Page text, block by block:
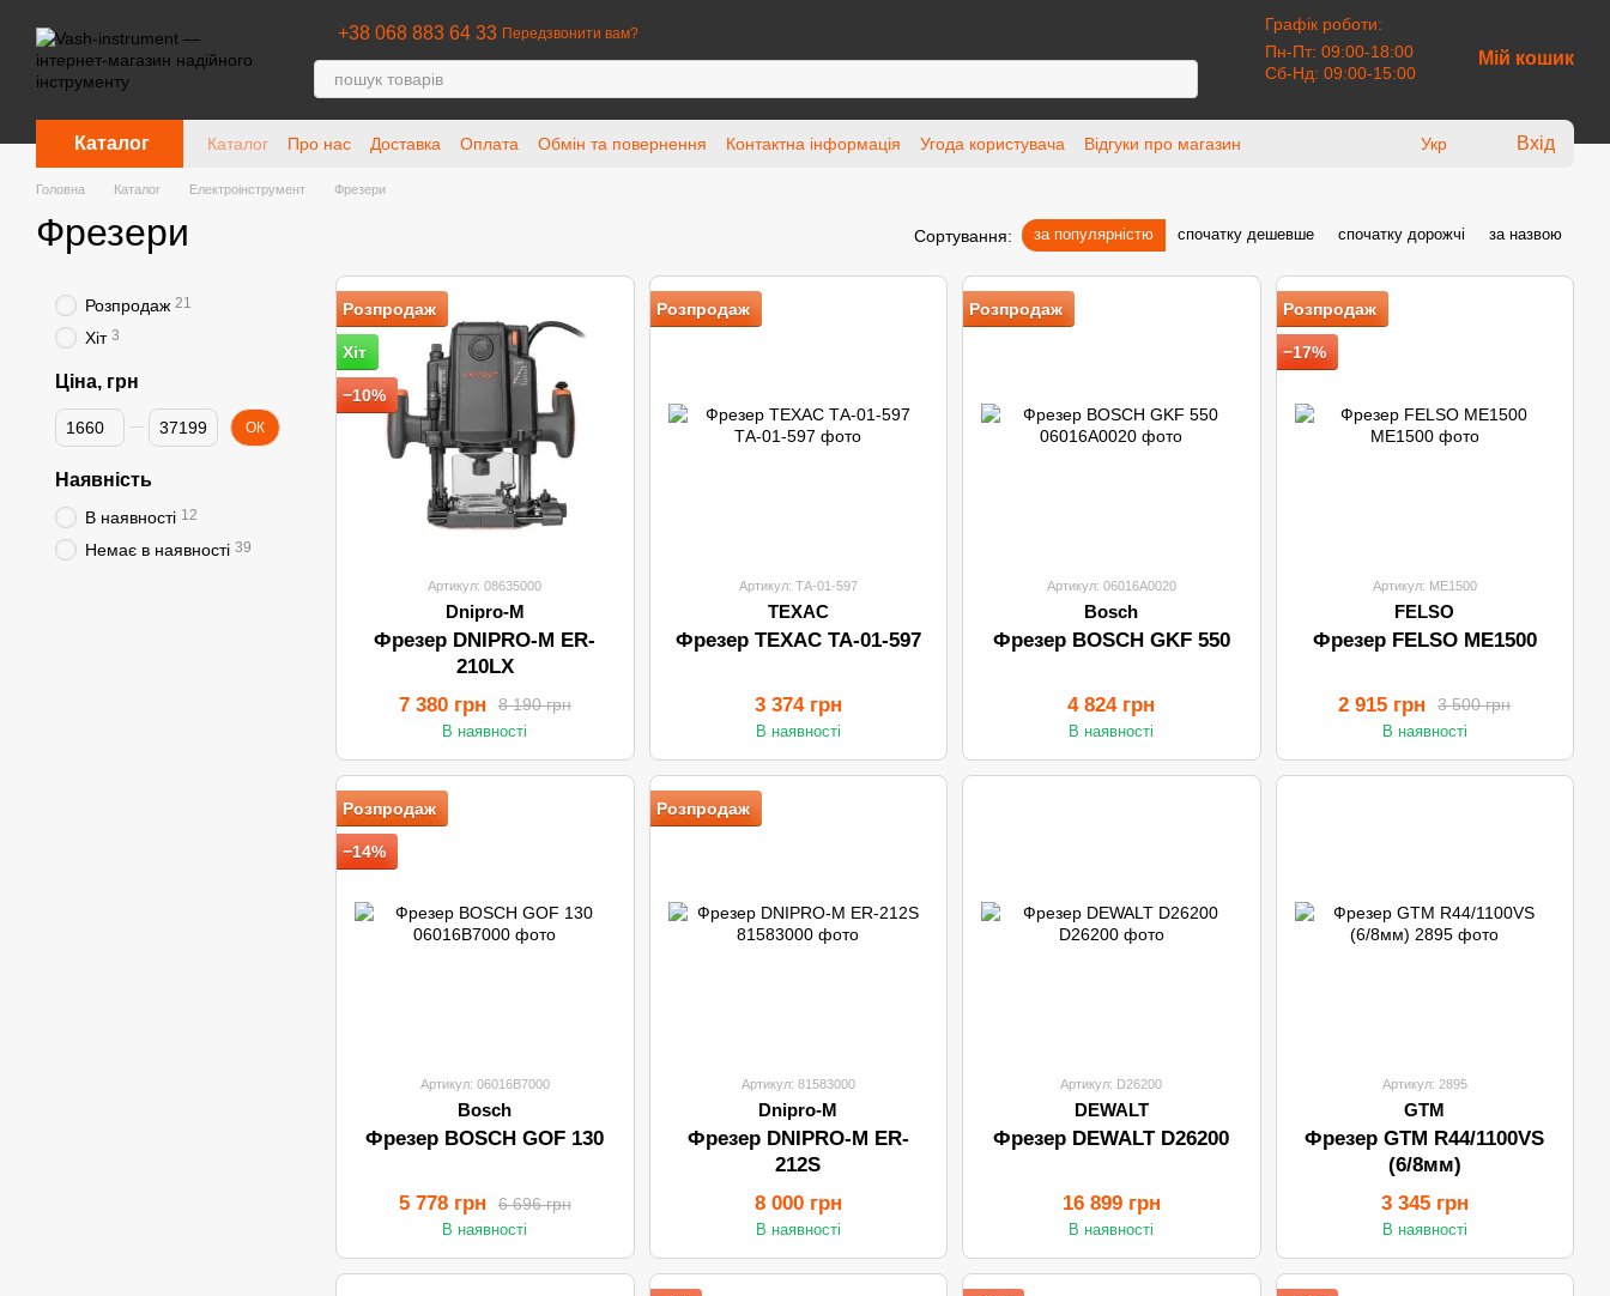
+38 068 883 64 33 Передзвонити вам?
Графік роботи:
Пн-Пт: 09:00-18:00
Сб-Нд: 09:00-15:00
Мій кошик
Каталог Каталог Про нас Доставка Оплата Обмін та повернення Контактна інформація Угода користувача Відгуки про магазин Укр Вхід
Головна Каталог Електроінструмент Фрезери
Фрезери Сортування: за популярністю спочатку дешевше спочатку дорожчі за назвою
Розпродаж
Хіт
−10%
Артикул: 08635000
Dnipro-M
Фрезер DNIPRO-M ЕR-
210LX
8 190 грн
7 380 грн
В наявності
Розпродаж
Артикул: ТА-01-597
ТЕХАС
Фрезер ТЕХАС ТА-01-597
3 374 грн
В наявності
Розпродаж
Артикул: 06016A0020
Bosch
Фрезер BOSCH GKF 550
4 824 грн
В наявності
Розпродаж
−17%
Артикул: ME1500
FELSO
Фрезер FELSO ME1500
3 500 грн
2 915 грн
В наявності
Розпродаж
−14%
Артикул: 06016B7000
Bosch
Фрезер BOSCH GOF 130
6 696 грн
5 778 грн
В наявності
Розпродаж
Артикул: 81583000
Dnipro-M
Фрезер DNIPRO-M ЕR-
212S
8 000 грн
В наявності
Артикул: D26200
DEWALT
Фрезер DEWALT D26200
16 899 грн
В наявності
Артикул: 2895
GTM
Фрезер GTM R44/1100VS
(6/8мм)
3 345 грн
В наявності
Розпродаж 21
Хіт 3
Ціна, грн
Від Ціна, грн
До Ціна, грн ОК
Наявність
В наявності 12
Немає в наявності 39